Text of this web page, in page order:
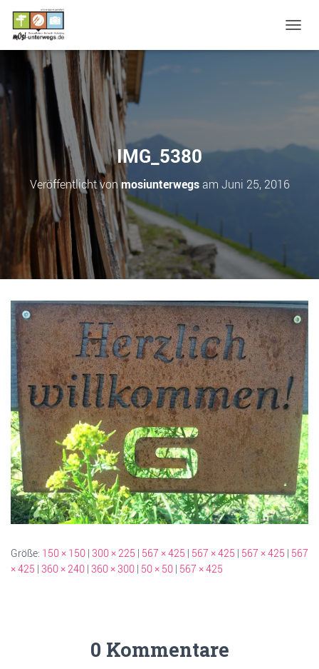
A
O
T
E
IMG_5380
Veröffentlicht vonmosiunterwegsam Juni 25, 2016
Größe: 150 × 150 | 300 × 225 | 567 × 425 | 567 × 425 | 567 × 425 | 567
× 425 | 360 × 240 | 360 × 300 | 50 × 50 | 567 × 425
0 Kommentare